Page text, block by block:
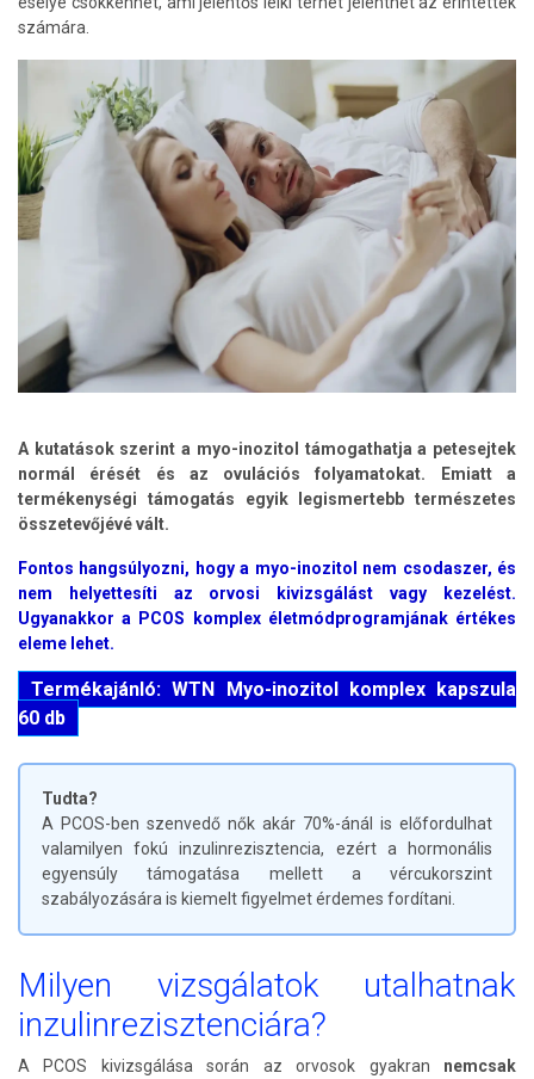
számára.
A kutatások szerint a myo-inozitol támogathatja a petesejtek
normál érését és az ovulációs folyamatokat. Emiatt a
termékenységi támogatás egyik legismertebb természetes
összetevőjévé vált.
Fontos hangsúlyozni, hogy a myo-inozitol nem csodaszer, és
nem helyettesíti az orvosi kivizsgálást vagy kezelést.
Ugyanakkor a PCOS komplex életmódprogramjának értékes
eleme lehet.
Termékajánló: WTN Myo-inozitol komplex kapszula
60 db
Tudta?
A PCOS-ben szenvedő nők akár 70%-ánál is előfordulhat
valamilyen fokú inzulinrezisztencia, ezért a hormonális
egyensúly támogatása mellett a vércukorszint
szabályozására is kiemelt figyelmet érdemes fordítani.
Milyen vizsgálatok utalhatnak
inzulinrezisztenciára?
A PCOS kivizsgálása során az orvosok gyakran nemcsak